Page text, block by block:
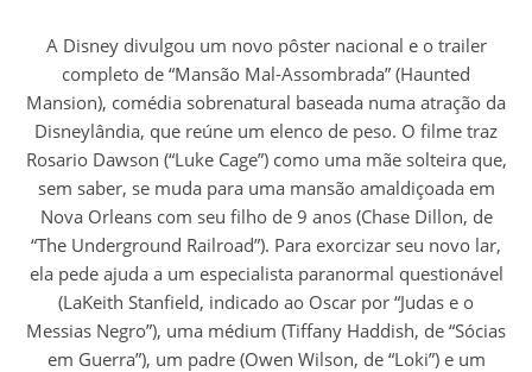
A Disney divulgou um novo pôster nacional e o trailer
completo de “Mansão Mal-Assombrada” (Haunted
Mansion), comédia sobrenatural baseada numa atração da
Disneylândia, que reúne um elenco de peso. O filme traz
Rosario Dawson (“Luke Cage”) como uma mãe solteira que,
sem saber, se muda para uma mansão amaldiçoada em
Nova Orleans com seu filho de 9 anos (Chase Dillon, de
“The Underground Railroad”). Para exorcizar seu novo lar,
ela pede ajuda a um especialista paranormal questionável
(LaKeith Stanfield, indicado ao Oscar por “Judas e o
Messias Negro”), uma médium (Tiffany Haddish, de “Sócias
em Guerra”), um padre (Owen Wilson, de “Loki”) e um